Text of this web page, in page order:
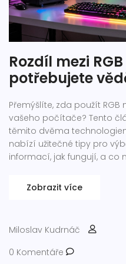
Rozdíl mezi
potřebujete
Přemýšlíte, zda použít RGB
vašeho počítače? Tento
těmito dvěma
nabízí užitečné tipy pro
informací, jak fungují, a co
Zobrazit více
Miloslav Kudrnáč
0 Komentáře